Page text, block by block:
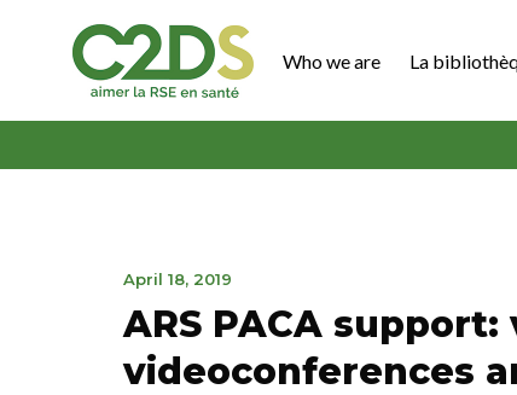
Who we are La
April 18, 2019
2019
ARS PACA
videoconferences